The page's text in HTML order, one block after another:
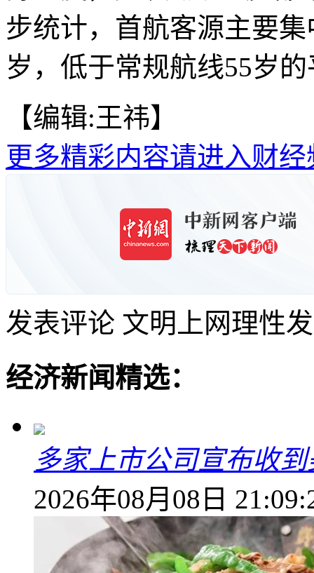
步统计，首航客源主要
岁，低于常规航线55岁
【编辑:王祎】
更多精彩内容请进入财经
发表评论 文明上网理性
经济新闻精选：
多家上市公司宣布收
2026年08月08日